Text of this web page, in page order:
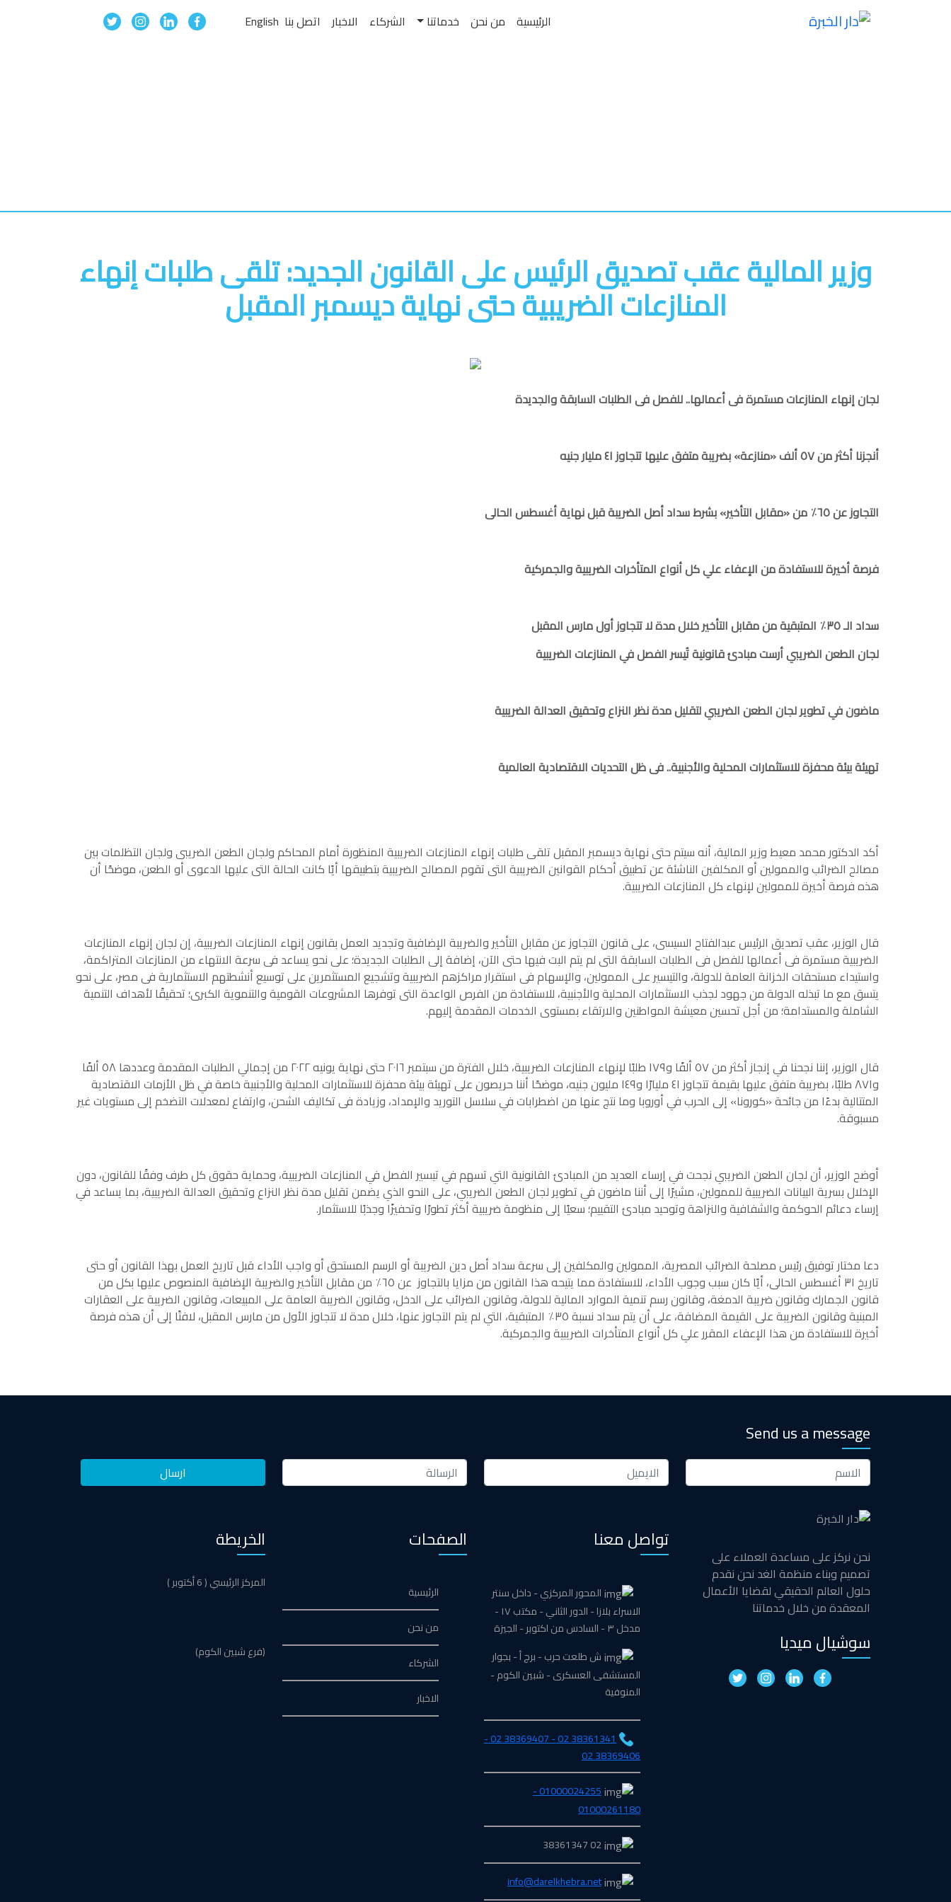
الرئيسية من نحن خدماتنا الشركاء الاخبار اتصل بنا English
وزير المالية عقب تصديق الرئيس على القانون الجديد: تلقى طلبات إنهاء
المنازعات الضريبية حتى نهاية ديسمبر المقبل
لجان إنهاء المنازعات مستمرة فى أعمالها.. للفصل فى الطلبات السابقة والجديدة
أنجزنا أكثر من ٥٧ ألف «منازعة» بضريبة متفق عليها تتجاوز ٤١ مليار جنيه
التجاوز عن ٦٥٪ من «مقابل التأخير» بشرط سداد أصل الضريبة قبل نهاية أغسطس الحالى
فرصة أخيرة للاستفادة من الإعفاء علي كل أنواع المتأخرات الضريبية والجمركية
سداد الـ ٣٥٪ المتبقية من مقابل التأخير خلال مدة لا تتجاوز أول مارس المقبل
لجان الطعن الضريبي أرست مبادئ قانونية تُيسر الفصل في المنازعات الضريبية
ماضون في تطوير لجان الطعن الضريبي لتقليل مدة نظر النزاع وتحقيق العدالة الضريبية
تهيئة بيئة محفزة للاستثمارات المحلية والأجنبية.. فى ظل التحديات الاقتصادية العالمية
أكد الدكتور محمد معيط وزير المالية، أنه سيتم حتى نهاية ديسمبر المقبل تلقى طلبات إنهاء المنازعات الضريبية المنظورة أمام المحاكم ولجان الطعن الضريبى ولجان التظلمات بين
مصالح الضرائب والممولين أو المكلفين الناشئة عن تطبيق أحكام القوانين الضريبية التى تقوم المصالح الضريبية بتطبيقها أيًا كانت الحالة التى عليها الدعوى أو الطعن، موضحًا أن
هذه فرصة أخيرة للممولين لإنهاء كل المنازعات الضريبية.
قال الوزير، عقب تصديق الرئيس عبدالفتاح السيسى، على قانون التجاوز عن مقابل التأخير والضريبة الإضافية وتجديد العمل بقانون إنهاء المنازعات الضريبية، إن لجان إنهاء المنازعات
الضريبية مستمرة فى أعمالها للفصل فى الطلبات السابقة التى لم يتم البت فيها حتى الآن، إضافة إلى الطلبات الجديدة؛ على نحو يساعد فى سرعة الانتهاء من المنازعات المتراكمة،
واستيداء مستحقات الخزانة العامة للدولة، والتيسير على الممولين، والإسهام فى استقرار مراكزهم الضريبية وتشجيع المستثمرين على توسيع أنشطتهم الاستثمارية فى مصر، على نحو
يتسق مع ما تبذله الدولة من جهود لجذب الاستثمارات المحلية والأجنبية، للاستفادة من الفرص الواعدة التى توفرها المشروعات القومية والتنموية الكبرى؛ تحقيقًا لأهداف التنمية
الشاملة والمستدامة؛ من أجل تحسين معيشة المواطنين والارتقاء بمستوى الخدمات المقدمة إليهم.
قال الوزير، إننا نجحنا في إنجاز أكثر من ٥٧ ألفًا و١٧٩ طلبًا لإنهاء المنازعات الضريبية، خلال الفترة من سبتمبر ٢٠١٦ حتى نهاية يونيه ٢٠٢٢ من إجمالي الطلبات المقدمة وعددها ٥٨ ألفًا
و٨٧١ طلبًا، بضريبة متفق عليها بقيمة تتجاوز ٤١ مليارًا و١٤٩ مليون جنيه، موضحًا أننا حريصون على تهيئة بيئة محفزة للاستثمارات المحلية والأجنبية خاصة في ظل الأزمات الاقتصادية
المتتالية بدءًا من جائحة «كورونا» إلى الحرب في أوروبا وما نتج عنها من اضطرابات في سلاسل التوريد والإمداد، وزيادة فى تكاليف الشحن، وارتفاع لمعدلات التضخم إلى مستويات غير
مسبوقة.
أوضح الوزير، أن لجان الطعن الضريبي نجحت في إرساء العديد من المبادئ القانونية التي تسهم في تيسير الفصل في المنازعات الضريبية، وحماية حقوق كل طرف وفقًا للقانون، دون
الإخلال بسرية البيانات الضريبية للممولين، مشيرًا إلى أننا ماضون في تطوير لجان الطعن الضريبي، على النحو الذي يضمن تقليل مدة نظر النزاع وتحقيق العدالة الضريبية، بما يساعد في
إرساء دعائم الحوكمة والشفافية والنزاهة وتوحيد مبادئ التقييم؛ سعيًا إلى منظومة ضريبية أكثر تطورًا وتحفيزًا وجذبًا للاستثمار.
دعا مختار توفيق رئيس مصلحة الضرائب المصرية، الممولين والمكلفين إلى سرعة سداد أصل دين الضريبة أو الرسم المستحق أو واجب الأداء قبل تاريخ العمل بهذا القانون أو حتى
تاريخ ٣١ أغسطس الحالى، أيًا كان سبب وجوب الأداء، للاستفادة مما يتيحه هذا القانون من مزايا بالتجاوز عن ٦٥٪ من مقابل التأخير والضريبة الإضافية المنصوص عليها بكل من
قانون الجمارك وقانون ضريبة الدمغة، وقانون رسم تنمية الموارد المالية للدولة، وقانون الضرائب على الدخل، وقانون الضريبة العامة على المبيعات، وقانون الضريبة على العقارات
المبنية وقانون الضريبة على القيمة المضافة، على أن يتم سداد نسبة ٣٥٪ المتبقية، التي لم يتم التجاوز عنها، خلال مدة لا تتجاوز الأول من مارس المقبل، لافتًا إلى أن هذه فرصة
أخيرة للاستفادة من هذا الإعفاء المقرر علي كل أنواع المتأخرات الضريبية والجمركية.
Send us a message
نحن نركز على مساعدة العملاء على
تصميم وبناء منظمة الغد نحن نقدم
حلول العالم الحقيقي لقضايا الأعمال
المعقدة من خلال خدماتنا
سوشيال ميديا
تواصل معنا
المحور المركزي - داخل سنتر
الاسراء بلازا - الدور الثاني - مكتب ١٧ -
مدخل ٣ - السادس من اكتوبر - الجيزة
ش طلعت حرب - برج أ - بجوار
المستشفى العسكرى - شبين الكوم -
المنوفية
38361341 02 - 38369407 02 -
38369406 02
01000024255 -
01000261180
02 38361347
info@darelkhebra.net
الصفحات
الرئيسية
من نحن
الشركاء
الاخبار
الخريطة
المركز الرئيسي ( 6 أكتوبر )
(فرع شبين الكوم)